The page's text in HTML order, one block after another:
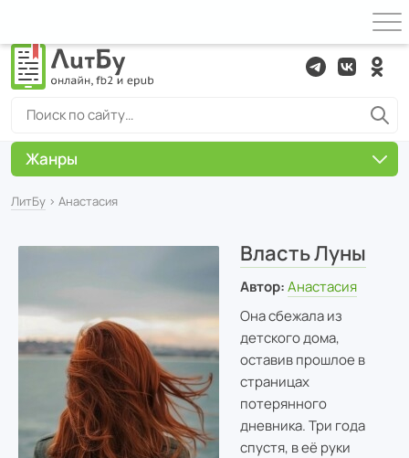
ЛитБу › Анастасия
Власть Луны
Автор: Анастасия
Она сбежала из
детского дома,
оставив прошлое в
страницах
потерянного
дневника. Три года
спустя, в её руки
Жанры